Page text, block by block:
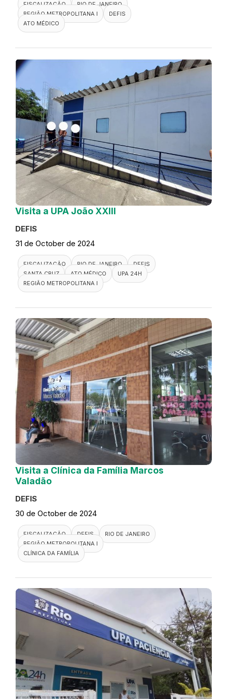
FISCALIZAÇÃO
RIO DE JANEIRO
REGIÃO METROPOLITANA I
DEFIS
ATO MÉDICO
Visita a UPA João XXIII
DEFIS
31 de October de 2024
FISCALIZAÇÃO RIO DE JANEIRO
DEFIS
SANTA CRUZ
ATO MÉDICO
UPA 24H
REGIÃO METROPOLITANA I
Visita a Clínica da Família Marcos
Valadão
DEFIS
30 de October de 2024
FISCALIZAÇÃO DEFIS
RIO DE JANEIRO
REGIÃO METROPOLITANA I
CLÍNICA DA FAMÍLIA